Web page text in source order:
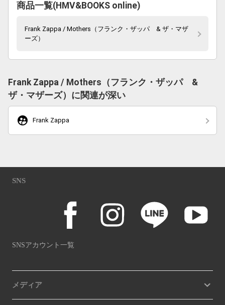
商品一覧(HMV&BOOKS online)
Frank Zappa / Mothers（フランク・ザッパ & ザ・マザ
ーズ）
Frank Zappa / Mothers（フランク・ザッパ &
ザ・マザーズ）に関連が深い
supervised_user_circle Frank Zappa
SNS
SNSアカウント一覧
メディア